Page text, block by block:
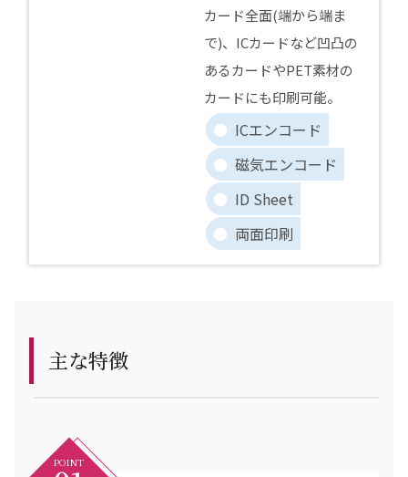
カード全面(端から端ま
で)、ICカードなど凹凸の
あるカードやPET素材の
カードにも印刷可能。
ICエンコード
磁気エンコード
ID Sheet
両面印刷
主な特徴
POINT